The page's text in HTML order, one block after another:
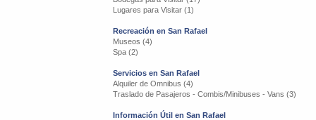
Lugares para Visitar (1)
Recreación en San Rafael
Museos (4)
Spa (2)
Servicios en San Rafael
Alquiler de Omnibus (4)
Traslado de Pasajeros - Combis/Minibuses - Vans (3)
Información Útil en San Rafael